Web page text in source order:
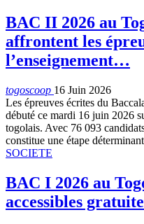
BAC II 2026 au
affrontent les
l’enseignement…
togoscoop 16 Juin 2026
Les épreuves écrites du
débuté ce mardi 16 juin 2026
togolais. Avec 76 093
constitue une étape
SOCIETE
BAC I 2026 au
accessibles